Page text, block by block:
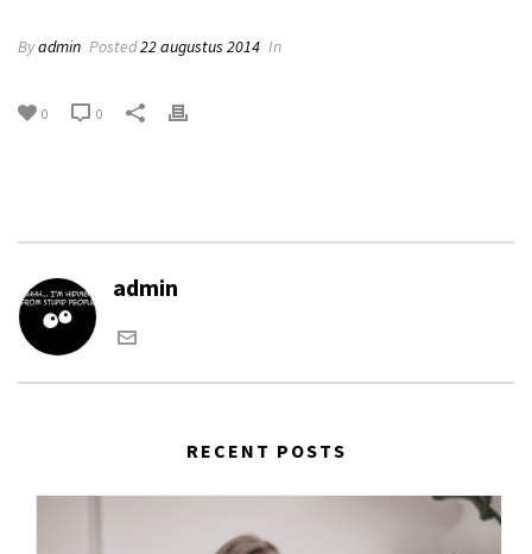
Byadmin Posted22 augustus 2014 In
0 0
admin
RECENT POSTS